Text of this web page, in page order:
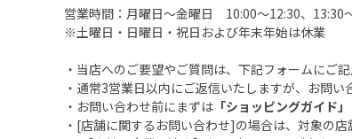
営業時間：月曜日〜金曜日 10:00〜12:30、13:30
※土曜日・日曜日・祝日および年末年始は休業
・当店へのご要望やご質問は、下記フォームにご
・通常3営業日以内にご返信いたしますが、お問
・お問い合わせ前にまずは 「ショッピングガイド」
・[店舗に関するお問い合わせ]の場合は、対象の